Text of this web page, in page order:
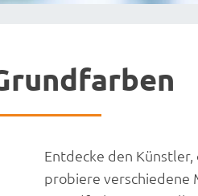
Entdecke den
probiere verschiedene